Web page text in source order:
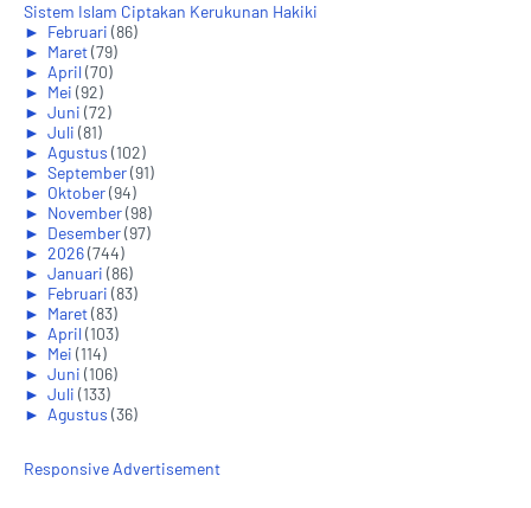
Sistem Islam Ciptakan Kerukunan Hakiki
► Februari (86)
► Maret(79)
► April(70)
► Mei (92)
► Juni (72)
► Juli (81)
► Agustus (102)
► September(91)
► Oktober(94)
► November(98)
► Desember(97)
► 2026(744)
► Januari (86)
► Februari (83)
► Maret(83)
► April(103)
► Mei (114)
► Juni (106)
► Juli (133)
► Agustus (36)
Responsive Advertisement